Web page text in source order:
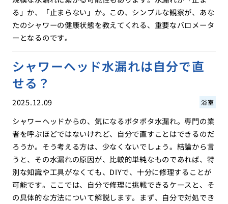
る」か、「止まらない」か。この、シンプルな観察が、あな
たのシャワーの健康状態を教えてくれる、重要なバロメータ
ーとなるのです。
シャワーヘッド水漏れは自分で直
せる？
2025.12.09 浴室
シャワーヘッドからの、気になるポタポタ水漏れ。専門の業
者を呼ぶほどではないけれど、自分で直すことはできるのだ
ろうか。そう考える方は、少なくないでしょう。結論から言
うと、その水漏れの原因が、比較的単純なものであれば、特
別な知識や工具がなくても、DIYで、十分に修理することが
可能です。ここでは、自分で修理に挑戦できるケースと、そ
の具体的な方法について解説します。まず、自分で対処でき